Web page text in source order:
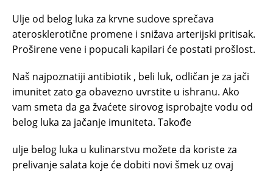
Ulje od belog luka za krvne sudove sprečava
aterosklerotične promene i snižava arterijski pritisak.
Proširene vene i popucali kapilari će postati prošlost.
Naš najpoznatiji antibiotik , beli luk, odličan je za jači
imunitet zato ga obavezno uvrstite u ishranu. Ako
vam smeta da ga žvaćete sirovog isprobajte vodu od
belog luka za jačanje imuniteta. Takođe
ulje belog luka u kulinarstvu možete da koriste za
prelivanje salata koje će dobiti novi šmek uz ovaj